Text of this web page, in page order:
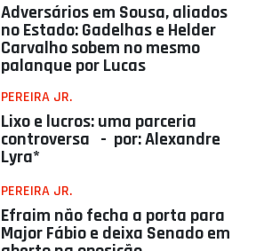
Adversários em Sousa, aliados
no Estado: Gadelhas e Helder
Carvalho sobem no mesmo
palanque por Lucas
PEREIRA JR.
Lixo e lucros: uma parceria
controversa - por: Alexandre
Lyra*
PEREIRA JR.
Efraim não fecha a porta para
Major Fábio e deixa Senado em